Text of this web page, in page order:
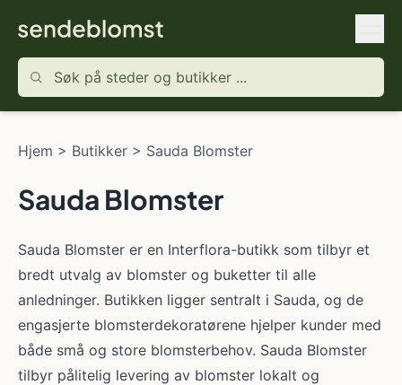
Hjem > Butikker > Sauda Blomster
Sauda Blomster
Sauda Blomster er en Interflora-butikk som tilbyr et
bredt utvalg av blomster og buketter til alle
anledninger. Butikken ligger sentralt i Sauda, og de
engasjerte blomsterdekoratørene hjelper kunder med
både små og store blomsterbehov. Sauda Blomster
tilbyr pålitelig levering av blomster lokalt og